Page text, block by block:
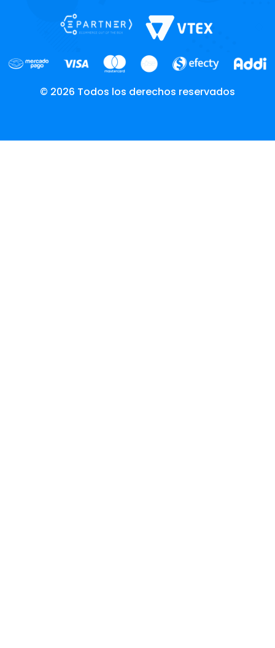
© 2026 Todos los derechos reservados